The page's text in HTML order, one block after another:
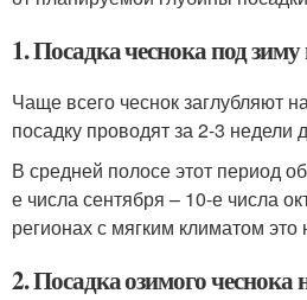
1. Посадка чеснока под
Чаще всего чеснок заглубляют
посадку проводят за 2-3 недели
В средней полосе этот период
е числа сентября – 10-е числа
регионах с мягким климатом это
2. Посадка озимого чеснока